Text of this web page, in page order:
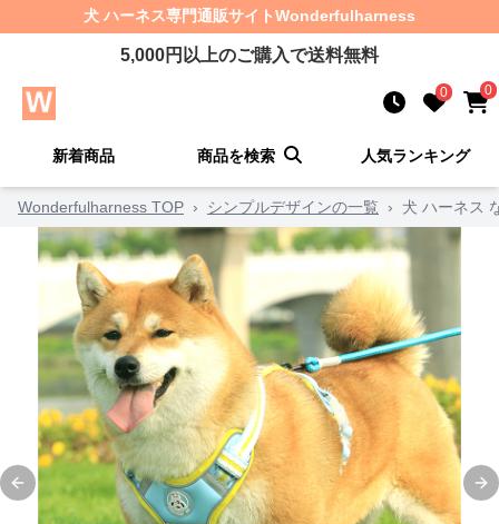
犬 ハーネス専門通販サイトWonderfulharness
5,000円以上のご購入で送料無料
0 0
新着商品 商品を検索 人気ランキング
Wonderfulharness TOP › シンプルデザインの一覧 › 犬 ハーネス
Previous slide